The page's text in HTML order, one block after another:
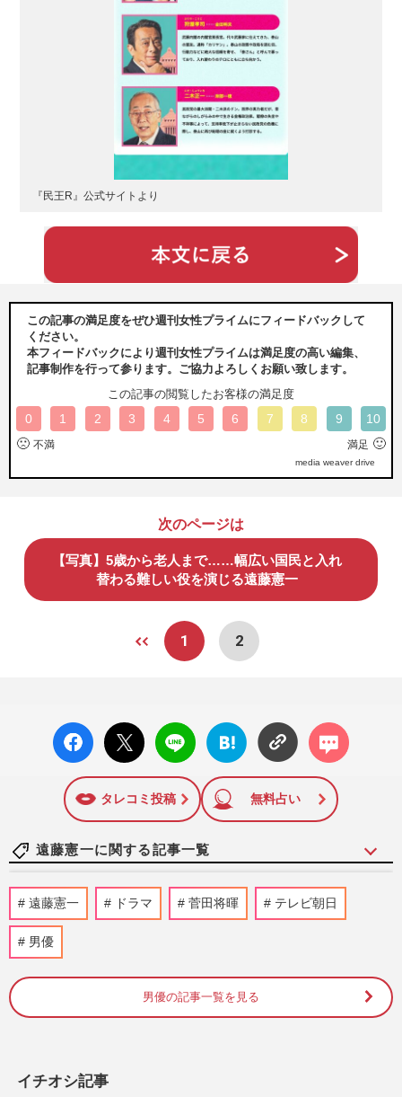
『民王R』公式サイトより
この記事の満足度をぜひ週刊女性プライムにフィードバックして
ください。
本フィードバックにより週刊女性プライムは満足度の高い編集、
記事制作を行って参ります。ご協力よろしくお願い致します。
この記事の閲覧したお客様の満足度
0 1 2 3 4 5 6 7 8 9 10
🙁 不満 満足 🙂
media weaver drive
次のページは
【写真】5歳から老人まで……幅広い国民と入れ
替わる難しい役を演じる遠藤憲一
1 2
facebo
ok い
X ポス
ト
LINE
はてな
ブック
に追加
コメン
ト
タレコミ投稿 無料占い
遠藤憲一に関する記事一覧
米倉涼子「書類送検」の波紋…知人男性は
すでに出国、配信作品にも影響か
あのちゃん、SixTONESメンバーとの“ハ
遠藤憲一 ドラマ 菅田将暉 テレビ朝日
男優
男優の記事一覧を見る
イチオシ記事